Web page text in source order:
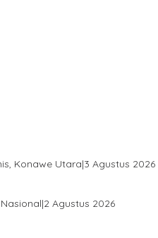
Konawe Utara|3 Agustus 2026
|2 Agustus 2026